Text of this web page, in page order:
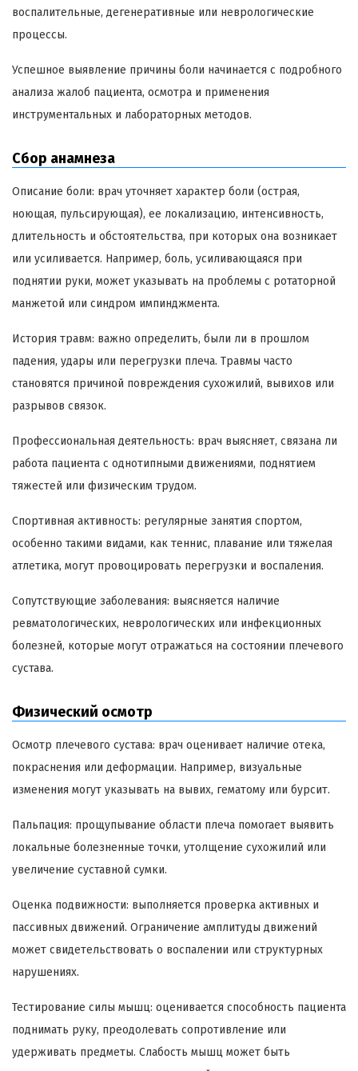
воспалительные, дегенеративные или неврологические
процессы.
Успешное выявление причины боли начинается с подробного
анализа жалоб пациента, осмотра и применения
инструментальных и лабораторных методов.
Сбор анамнеза
Описание боли: врач уточняет характер боли (острая,
ноющая, пульсирующая), ее локализацию, интенсивность,
длительность и обстоятельства, при которых она возникает
или усиливается. Например, боль, усиливающаяся при
поднятии руки, может указывать на проблемы с ротаторной
манжетой или синдром импинджмента.
История травм: важно определить, были ли в прошлом
падения, удары или перегрузки плеча. Травмы часто
становятся причиной повреждения сухожилий, вывихов или
разрывов связок.
Профессиональная деятельность: врач выясняет, связана ли
работа пациента с однотипными движениями, поднятием
тяжестей или физическим трудом.
Спортивная активность: регулярные занятия спортом,
особенно такими видами, как теннис, плавание или тяжелая
атлетика, могут провоцировать перегрузки и воспаления.
Сопутствующие заболевания: выясняется наличие
ревматологических, неврологических или инфекционных
болезней, которые могут отражаться на состоянии плечевого
сустава.
Физический осмотр
Осмотр плечевого сустава: врач оценивает наличие отека,
покраснения или деформации. Например, визуальные
изменения могут указывать на вывих, гематому или бурсит.
Пальпация: прощупывание области плеча помогает выявить
локальные болезненные точки, утолщение сухожилий или
увеличение суставной сумки.
Оценка подвижности: выполняется проверка активных и
пассивных движений. Ограничение амплитуды движений
может свидетельствовать о воспалении или структурных
нарушениях.
Тестирование силы мышц: оценивается способность пациента
поднимать руку, преодолевать сопротивление или
удерживать предметы. Слабость мышц может быть